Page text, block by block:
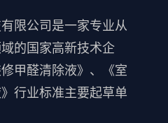
限公司是一家专业从
的国家高新技术企
甲醛清除液》、《室
行业标准主要起草单